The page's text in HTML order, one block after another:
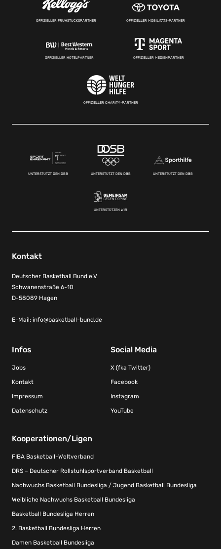
OFFIZIELLER FRÜHSTÜCKSPARTNER OFFIZIELLER MOBILITÄTS-PARTNER
OFFIZIELLER HOTELPARTNER OFFIZIELLER MEDIENPARTNER
OFFIZIELLER CHARITY-PARTNER
UNTERSTÜTZT DEN DBB UNTERSTÜTZT DEN DBB UNTERSTÜTZT DEN DBB
UNTERSTÜTZEN WIR
Kontakt
Deutscher Basketball Bund e.V
Schwanenstraße 6-10
D-58089 Hagen
E-Mail: info@basketball-bund.de
Infos
Jobs
Kontakt
Impressum
Datenschutz
Social Media
X (fka Twitter)
Facebook
Instagram
YouTube
Kooperationen/Ligen
FIBA Basketball-Weltverband
DRS – Deutscher Rollstuhlsportverband Basketball
Nachwuchs Basketball Bundesliga / Jugend Basketball Bundesliga
Weibliche Nachwuchs Basketball Bundesliga
Basketball Bundesliga Herren
2. Basketball Bundesliga Herren
Damen Basketball Bundesliga